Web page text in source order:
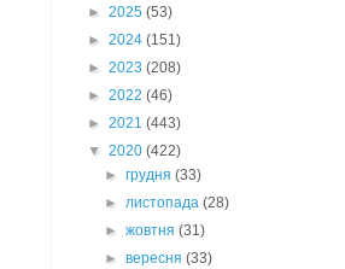
► 2025 (53)
► 2024 (151)
► 2023 (208)
► 2022 (46)
► 2021 (443)
▼ 2020 (422)
►грудня(33)
►листопада(28)
►жовтня(31)
►вересня(33)